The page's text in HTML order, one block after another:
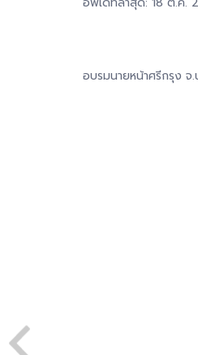
อบรมนายหน้าศรีกรุง จ.